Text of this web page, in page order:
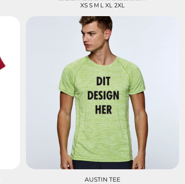
XS S M L XL 2XL
AUSTIN TEE